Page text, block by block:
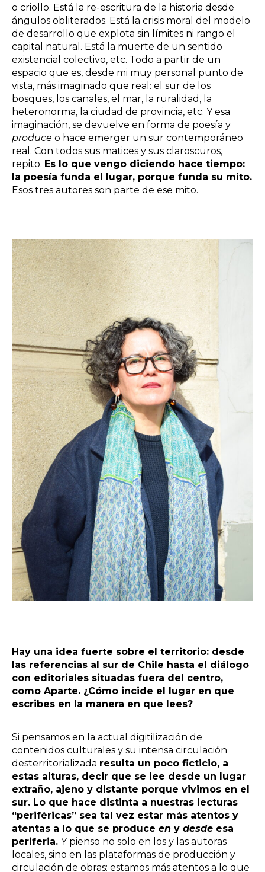
o criollo. Está la re-escritura de la historia desde
ángulos obliterados. Está la crisis moral del modelo
de desarrollo que explota sin límites ni rango el
capital natural. Está la muerte de un sentido
existencial colectivo, etc. Todo a partir de un
espacio que es, desde mi muy personal punto de
vista, más imaginado que real: el sur de los
bosques, los canales, el mar, la ruralidad, la
heteronorma, la ciudad de provincia, etc. Y esa
imaginación, se devuelve en forma de poesía y
produce o hace emerger un sur contemporáneo
real. Con todos sus matices y sus claroscuros,
repito. Es lo que vengo diciendo hace tiempo:
la poesía funda el lugar, porque funda su mito.
Esos tres autores son parte de ese mito.
Hay una idea fuerte sobre el territorio: desde
las referencias al sur de Chile hasta el diálogo
con editoriales situadas fuera del centro,
como Aparte. ¿Cómo incide el lugar en que
escribes en la manera en que lees?
Si pensamos en la actual digitilización de
contenidos culturales y su intensa circulación
desterritorializada resulta un poco ficticio, a
estas alturas, decir que se lee desde un lugar
extraño, ajeno y distante porque vivimos en el
sur. Lo que hace distinta a nuestras lecturas
“periféricas” sea tal vez estar más atentos y
atentas a lo que se produce en y desde esa
periferia. Y pienso no solo en los y las autoras
locales, sino en las plataformas de producción y
circulación de obras: estamos más atentos a lo que